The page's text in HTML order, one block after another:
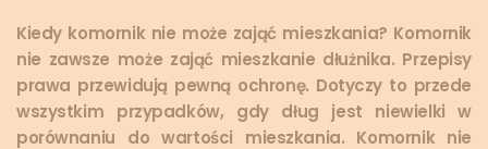
Kiedy komornik nie może zająć mieszkania? Komornik
nie zawsze może zająć mieszkanie dłużnika. Przepisy
prawa przewidują pewną ochronę. Dotyczy to przede
wszystkim przypadków, gdy dług jest niewielki w
porównaniu do wartości mieszkania. Komornik nie